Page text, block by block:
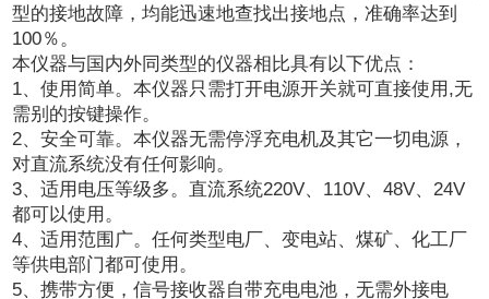
型的接地故障，均能迅速地查找出接地点，准确率达到
100％。
本仪器与国内外同类型的仪器相比具有以下优点：
1、使用简单。本仪器只需打开电源开关就可直接使用,无
需别的按键操作。
2、安全可靠。本仪器无需停浮充电机及其它一切电源，
对直流系统没有任何影响。
3、适用电压等级多。直流系统220V、110V、48V、24V
都可以使用。
4、适用范围广。任何类型电厂、变电站、煤矿、化工厂
等供电部门都可使用。
5、携带方便，信号接收器自带充电电池，无需外接电